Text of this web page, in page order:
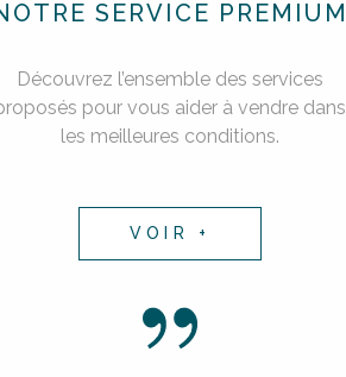
SERVICE PREMIUM
Découvrez l’ensemble des services
pour vous aider à vendre dans
les meilleures conditions.
VOIR +